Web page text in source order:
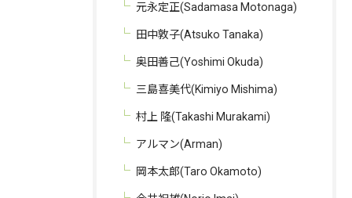
元永定正(Sadamasa Motonaga)
田中敦子(Atsuko Tanaka)
奥田善己(Yoshimi Okuda)
三島喜美代(Kimiyo Mishima)
村上 隆(Takashi Murakami)
アルマン(Arman)
岡本太郎(Taro Okamoto)